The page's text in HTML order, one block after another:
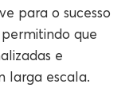
para o sucesso
que
e
larga escala.